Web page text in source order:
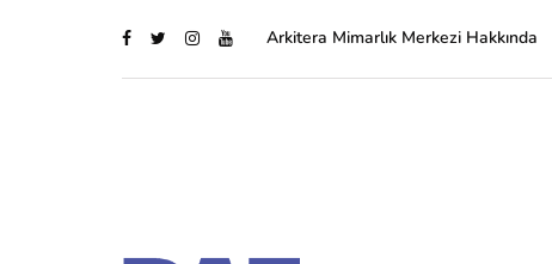
Arkitera Mimarlık Merkezi Hakkında